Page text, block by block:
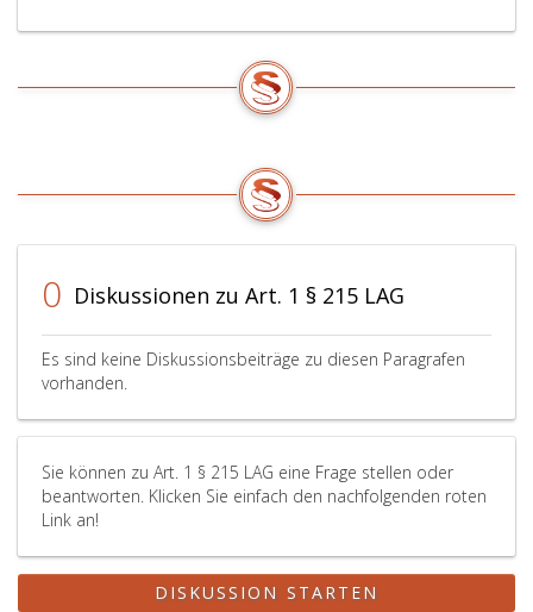
0 Diskussionen zu Art. 1 § 215 LAG
Es sind keine Diskussionsbeiträge zu diesen Paragrafen
vorhanden.
Sie können zu Art. 1 § 215 LAG eine Frage stellen oder
beantworten. Klicken Sie einfach den nachfolgenden roten
Link an!
DISKUSSION STARTEN